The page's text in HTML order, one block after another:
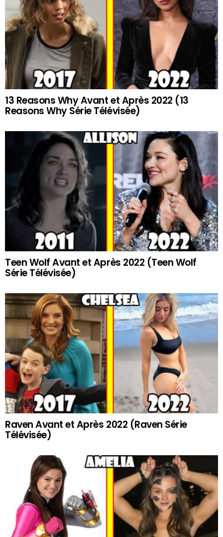
13 Reasons Why Avant et Après 2022 (13
Reasons Why Série Télévisée)
Teen Wolf Avant et Après 2022 (Teen Wolf
Série Télévisée)
Raven Avant et Après 2022 (Raven Série
Télévisée)